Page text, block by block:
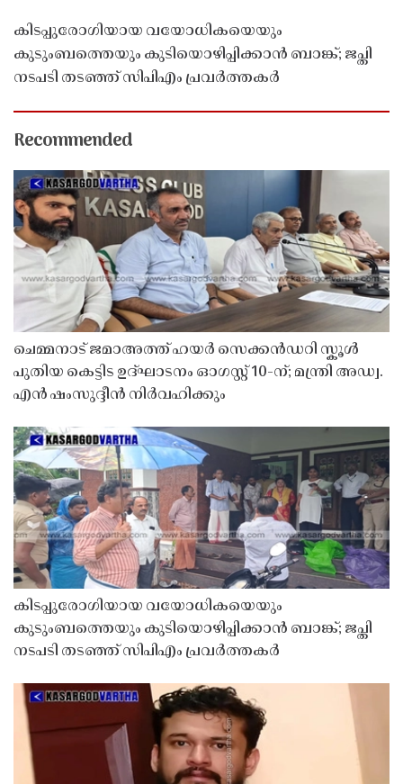
കിടപ്പുരോഗിയായ വയോധികയെയും
കുടുംബത്തെയും കുടിയൊഴിപ്പിക്കാൻ ബാങ്ക്; ജപ്തി
നടപടി തടഞ്ഞ് സിപിഎം പ്രവർത്തകർ
Recommended
ചെമ്മനാട് ജമാഅത്ത് ഹയർ സെക്കൻഡറി സ്കൂൾ
പുതിയ കെട്ടിട ഉദ്ഘാടനം ഓഗസ്റ്റ് 10-ന്; മന്ത്രി അഡ്വ.
എൻ ഷംസുദ്ദീൻ നിർവഹിക്കും
കിടപ്പുരോഗിയായ വയോധികയെയും
കുടുംബത്തെയും കുടിയൊഴിപ്പിക്കാൻ ബാങ്ക്; ജപ്തി
നടപടി തടഞ്ഞ് സിപിഎം പ്രവർത്തകർ